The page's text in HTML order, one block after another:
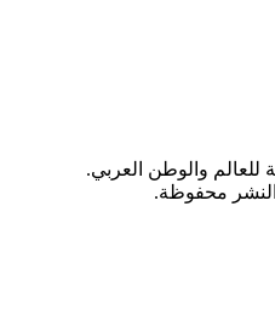
للعالم والوطن العربي.